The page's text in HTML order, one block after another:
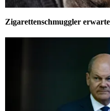
Zigarettenschmuggler